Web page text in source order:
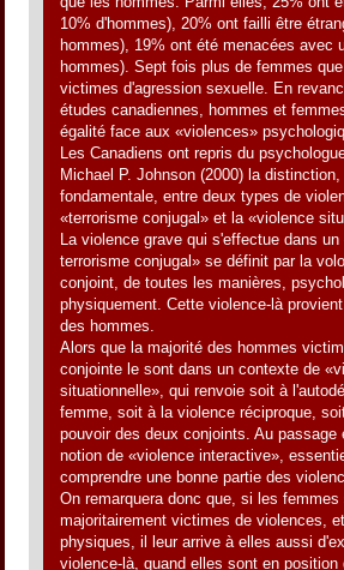
10% d'hommes), 20% ont failli être
hommes), 19% ont été menacées avec
hommes). Sept fois plus de femmes
victimes d'agression sexuelle. En
études canadiennes, hommes et
égalité face aux «violences»
Les Canadiens ont repris du
Michael P. Johnson (2000) la
fondamentale, entre deux types de
«terrorisme conjugal» et la «violence
La violence grave qui s'effectue dans
terrorisme conjugal» se définit par la
conjoint, de toutes les manières,
physiquement. Cette violence-là
des hommes.
Alors que la majorité des hommes
conjointe le sont dans un contexte de
situationnelle», qui renvoie soit à
femme, soit à la violence réciproque,
pouvoir des deux conjoints. Au passage
notion de «violence interactive»,
comprendre une bonne partie des
On remarquera donc que, si les femmes
majoritairement victimes de violences,
physiques, il leur arrive à elles aussi
violence-là, quand elles sont en position